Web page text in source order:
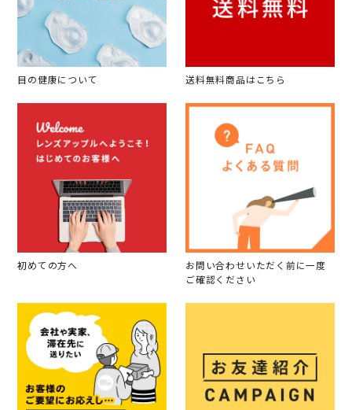
目の健康について 送料無料商品はこちら
初めての方へ
お問い合わせいただく前に一度
ご確認ください